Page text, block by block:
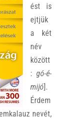
ést is
ejtjük
a két
név
között
:gó-é-
mijó].
Érdem
nevét,